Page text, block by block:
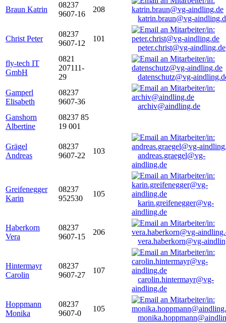
Braun Katrin
08237
9607-16
208
katrin.braun@vg-
Christ Peter
08237
9607-12
101
peter.christ@vg-aindling.de
fly-tech IT
GmbH
0821
207111-
29
datenschutz@vg-
Gamperl
Elisabeth
08237
9607-36
archiv@aindling.de
Ganshorn
Albertine
08237 85
19 001
Grägel
Andreas
08237
9607-22
103
andreas.graegel@vg-
aindling.de
Greifenegger
Karin
08237
952530
105
karin.greifenegger@vg-
aindling.de
Haberkorn
Vera
08237
9607-15
206
vera.haberkorn@vg-
Hintermayr
Carolin
08237
9607-27
107
carolin.hintermayr@vg-
aindling.de
Hoppmann
Monika
08237
9607-0
105